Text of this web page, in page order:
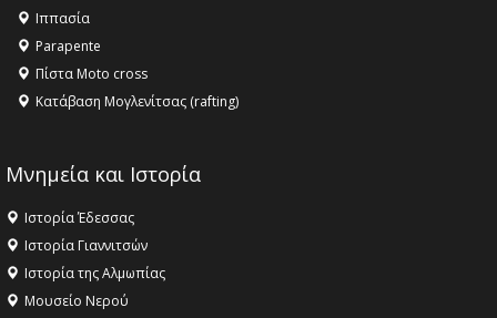
18:09 -
όμορφο θερινό σινεμά της Ελλάδας!
Ιππασία
Parapente
Πίστα Moto cross
Κατάβαση Μογλενίτσας (rafting)
Μνημεία και Ιστορία
Ιστορία Έδεσσας
Ιστορία Γιαννιτσών
Ιστορία της Αλμωπίας
Μουσείο Νερού